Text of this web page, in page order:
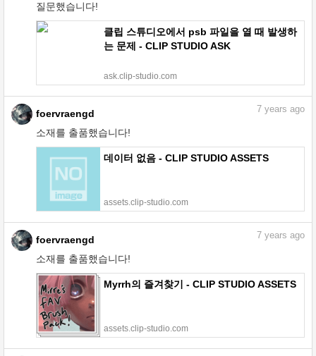
질문했습니다!
클립 스튜디오에서 psb 파일을 열 때 발생하
는 문제 - CLIP STUDIO ASK
ask.clip-studio.com
foervraengd
소재를 출품했습니다!
7 years ago
데이터 없음 - CLIP STUDIO ASSETS
assets.clip-studio.com
foervraengd
소재를 출품했습니다!
7 years ago
Myrrh의 즐겨찾기 - CLIP STUDIO ASSETS
assets.clip-studio.com